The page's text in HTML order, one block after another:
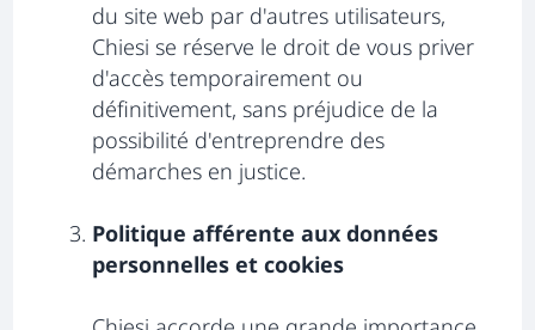
du site web par d'autres utilisateurs,
Chiesi se réserve le droit de vous priver
d'accès temporairement ou
définitivement, sans préjudice de la
possibilité d'entreprendre des
démarches en justice.
Politique afférente aux données
personnelles et cookies